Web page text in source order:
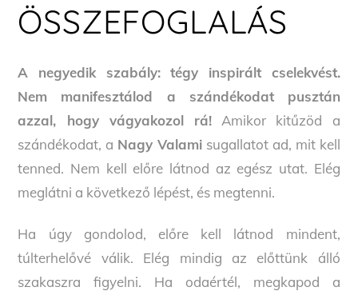
ÖSSZEFOGLALÁS
A negyedik szabály: tégy inspirált cselekvést.
Nem manifesztálod a szándékodat pusztán
azzal, hogy vágyakozol rá! Amikor kitűzöd a
szándékodat, a Nagy Valami sugallatot ad, mit kell
tenned. Nem kell előre látnod az egész utat. Elég
meglátni a következő lépést, és megtenni.
Ha úgy gondolod, előre kell látnod mindent,
túlterhelővé válik. Elég mindig az előttünk álló
szakaszra figyelni. Ha odaértél, megkapod a